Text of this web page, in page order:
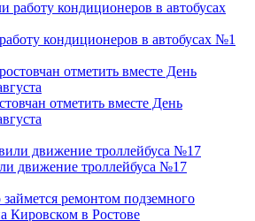
кондиционеров в автобусах №1
отметить вместе День
движение троллейбуса №17